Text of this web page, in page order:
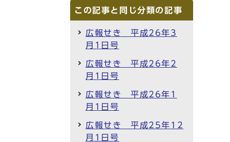
この記事と同じ分類の記事
広報せき 平成26年3
月1日号
広報せき 平成26年2
月1日号
広報せき 平成26年1
月1日号
広報せき 平成25年12
月1日号